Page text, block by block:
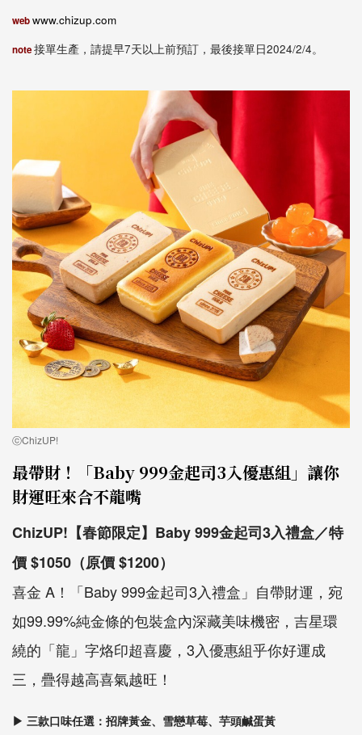
webwww.chizup.com
note接單生產，請提早7天以上前預訂，最後接單日2024/2/4。
ⓒChizUP!
最帶財！「Baby 999金起司3入優惠組」讓你
財運旺來合不龍嘴
ChizUP!【春節限定】Baby 999金起司3入禮盒／特
價 $1050（原價 $1200）
喜金 A！「Baby 999金起司3入禮盒」自帶財運，宛
如99.99%純金條的包裝盒內深藏美味機密，吉星環
繞的「龍」字烙印超喜慶，3入優惠組乎你好運成
三，疊得越高喜氣越旺！
▶ 三款口味任選：招牌黃金、雪戀草莓、芋頭鹹蛋黃